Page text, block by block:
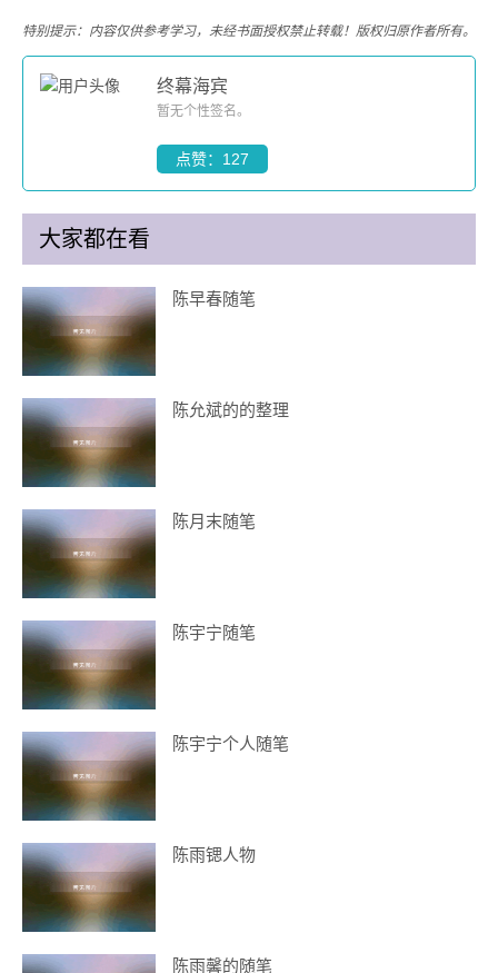
特别提示：内容仅供参考学习，未经书面授权禁止转载！版权归原作者所有。
终幕海宾
暂无个性签名。
点赞：127
大家都在看
陈早春随笔
陈允斌的的整理
陈月末随笔
陈宇宁随笔
陈宇宁个人随笔
陈雨锶人物
陈雨馨的随笔